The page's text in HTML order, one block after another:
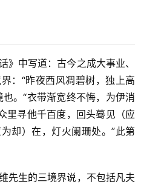
》中写道：古今之成大事业、
：“昨夜西风凋碧树，独上高
。“衣带渐宽终不悔，为伊消
里寻他千百度，回头蓦见（应
却）在，灯火阑珊处。”此第
先生的三境界说，不包括凡夫